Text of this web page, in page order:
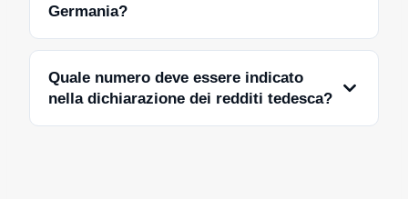
Germania?
Quale numero deve essere indicato
nella dichiarazione dei redditi tedesca?